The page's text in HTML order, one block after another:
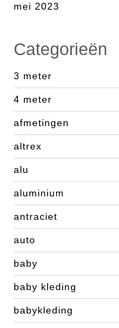
mei 2023
Categorieën
3 meter
4 meter
afmetingen
altrex
alu
aluminium
antraciet
auto
baby
baby kleding
babykleding